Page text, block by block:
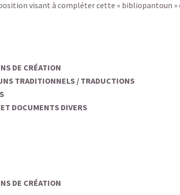
visant à compléter cette « bibliopantoun »
DE CRÉATION
TRADITIONNELS / TRADUCTIONS
DOCUMENTS DIVERS
DE CRÉATION